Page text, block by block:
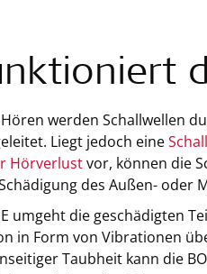
werden Schallwellen
Liegt jedoch eine
Hörverlustvor, können die
des Außen- oder
umgeht die geschädigten
in Form von Vibrationen
Taubheit kann die